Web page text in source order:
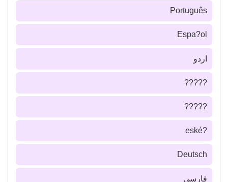
Português
Espa?ol
اردو
?????
?????
?eské
Deutsch
فارسى